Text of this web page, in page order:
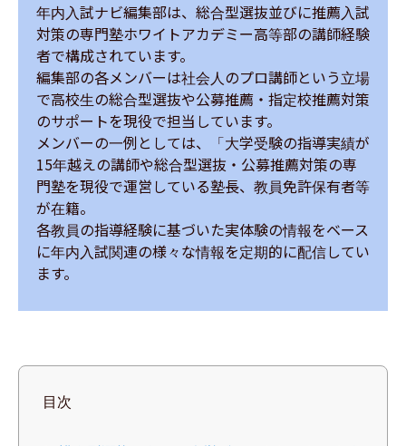
年内入試ナビ編集部は、総合型選抜並びに推薦入試
対策の専門塾ホワイトアカデミー高等部の講師経験
者で構成されています。
編集部の各メンバーは社会人のプロ講師という立場
で高校生の総合型選抜や公募推薦・指定校推薦対策
のサポートを現役で担当しています。
メンバーの一例としては、「大学受験の指導実績が
15年越えの講師や総合型選抜・公募推薦対策の専
門塾を現役で運営している塾長、教員免許保有者等
が在籍。
各教員の指導経験に基づいた実体験の情報をベース
に年内入試関連の様々な情報を定期的に配信してい
ます。
目次